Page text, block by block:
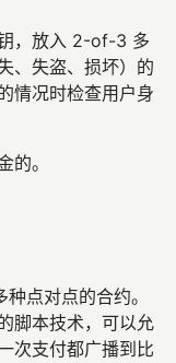
，放入 2-of-3 多
、失盗、损坏）的
情况时检查用户身
的。
点对点的合约。
脚本技术，可以允
次支付都广播到比